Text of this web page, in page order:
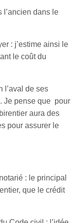
l’ancien dans le
: j’estime ainsi le
le coût du
l’aval de ses
Je pense que pour
aura des
pour assurer le
: le principal
que le crédit